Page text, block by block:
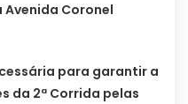
Avenida Coronel
para garantir a
da 2ª Corrida pelas